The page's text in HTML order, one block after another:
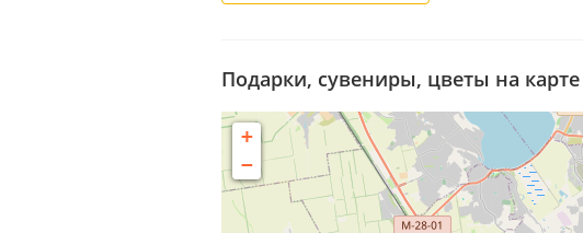
Подарки, сувениры, цветы на карте
+
−